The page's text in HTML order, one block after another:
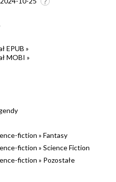
EPUB »
MOBI »
fiction » Fantasy
fiction » Science Fiction
fiction » Pozostałe